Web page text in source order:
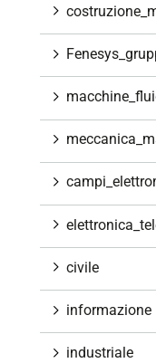
civile
informazione
industriale